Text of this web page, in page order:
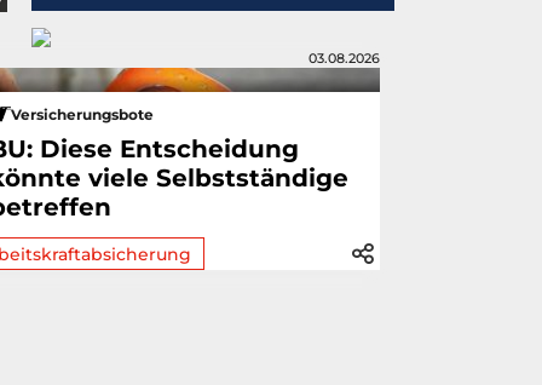
03.08.2026
Versicherungsbote
Diese Entscheidung
viele Selbstständige